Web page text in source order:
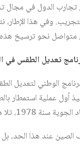
تجارب الدول في مجال
وفي هذا الإطار،
نحو ترسيخ هذه
الوطني لتعديل
إصدار أول قانون وطني ينظم عملية تعديل الطقس سنة 2006‏
الصين عند هذا الحد،